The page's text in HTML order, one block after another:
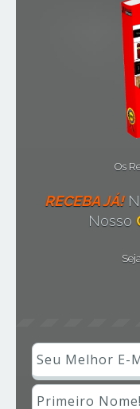
Os
RECEBA JÁ!
Nosso